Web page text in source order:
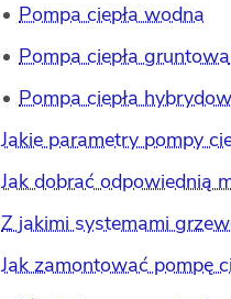
Pompa ciepła wodna
Pompa ciepła gruntowa
Pompa ciepła
Jakie parametry pompy
Jak dobrać odpowiednią
Z jakimi systemami
Jak zamontować pompę